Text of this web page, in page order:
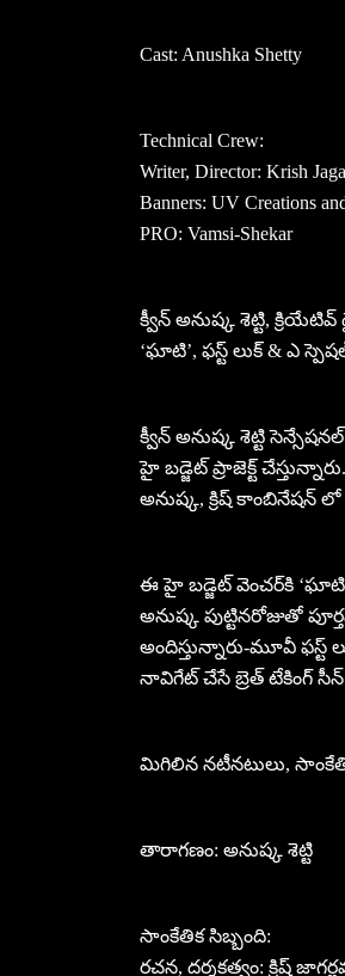
Cast: Anushka Shetty
Technical Crew:
Writer, Director: Krish
Banners: UV Creations
PRO: Vamsi-Shekar
క్వీన్ అనుష్క శెట్టి, క్రియేటివ్
‘ఘాటి’, ఫస్ట్ లుక్ & ఎ
క్వీన్ అనుష్క శెట్టి
హై బడ్జెట్ ప్రాజెక్ట్
అనుష్క, క్రిష్‌ కాంబినేషన్ లో
ఈ హై బడ్జెట్ వెంచర్‌కి
అనుష్క పుట్టినరోజుతో
అందిస్తున్నారు-మూవీ ఫస్ట్
నావిగేట్ చేసే బ్రెత్ టేకింగ్
మిగిలిన నటీనటులు,
తారాగణం: అనుష్క శెట్టి
సాంకేతిక సిబ్బంది:
రచన, దర్శకత్వం: క్రిష్